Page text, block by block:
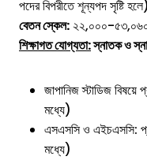
পদের বিপরীতে শূন্যপদ সৃষ্টি হলে)
বেতন স্কেল: ২২,০০০-
শিক্ষাগত যোগ্যতা:স্নাতক ও
জাপানিজ স্টাডিজ
মধ্যে)
এসএসসি ও এইচএসসি:
মধ্যে)